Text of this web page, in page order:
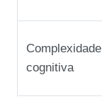
Complexidade
cognitiva